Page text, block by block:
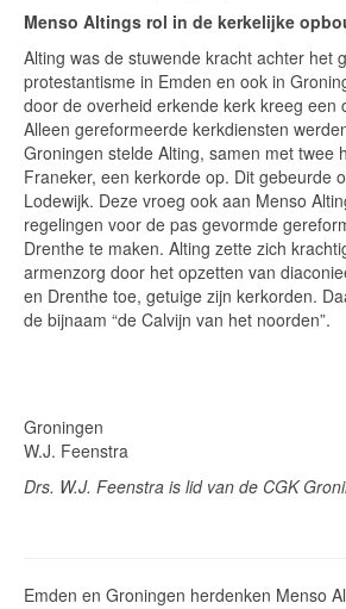
Menso Altings rol in de kerkelijke
Alting was de stuwende kracht achter het
protestantisme in Emden en ook in
door de overheid erkende kerk kreeg een
Alleen gereformeerde kerkdiensten
Groningen stelde Alting, samen met twee
Franeker, een kerkorde op. Dit gebeurde
Lodewijk. Deze vroeg ook aan Menso
regelingen voor de pas gevormde
Drenthe te maken. Alting zette zich
armenzorg door het opzetten van
en Drenthe toe, getuige zijn kerkorden.
de bijnaam “de Calvijn van het noorden”.
Groningen
W.J. Feenstra
Drs. W.J. Feenstra is lid van de CGK
Emden en Groningen herdenken Menso